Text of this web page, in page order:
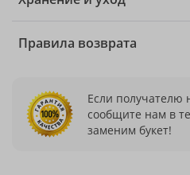
Правила возврата
Если получателю
сообщите нам в
заменим букет!